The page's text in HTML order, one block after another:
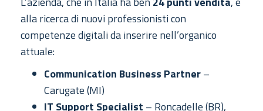
alla ricerca di nuovi professionisti con
competenze digitali da inserire nell’organico
attuale:
Communication Business Partner–
Carugate (MI)
IT Support Specialist – Roncadelle (BR),